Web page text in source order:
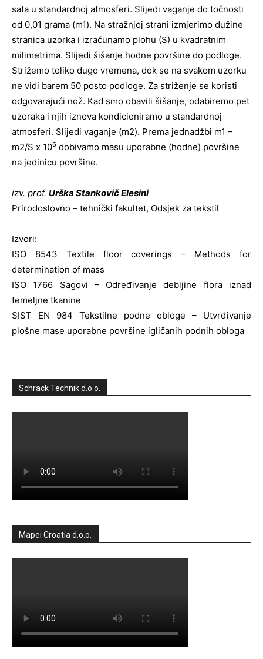
sata u standardnoj atmosferi. Slijedi vaganje do točnosti
od 0,01 grama (m1). Na stražnjoj strani izmjerimo dužine
stranica uzorka i izračunamo plohu (S) u kvadratnim
milimetrima. Slijedi šišanje hodne površine do podloge.
Strižemo toliko dugo vremena, dok se na svakom uzorku
ne vidi barem 50 posto podloge. Za striženje se koristi
odgovarajući nož. Kad smo obavili šišanje, odabiremo pet
uzoraka i njih iznova kondicioniramo u standardnoj
atmosferi. Slijedi vaganje (m2). Prema jednadžbi m1 –
m2/S x 106 dobivamo masu uporabne (hodne) površine
na jedinicu površine.
izv. prof. Urška Stankovič Elesini
Prirodoslovno – tehnički fakultet, Odsjek za tekstil
Izvori:
ISO 8543 Textile floor coverings – Methods for
determination of mass
ISO 1766 Sagovi – Određivanje debljine flora iznad
temeljne tkanine
SIST EN 984 Tekstilne podne obloge – Utvrđivanje
plošne mase uporabne površine igličanih podnih obloga
Schrack Technik d.o.o.
Mapei Croatia d.o.o.